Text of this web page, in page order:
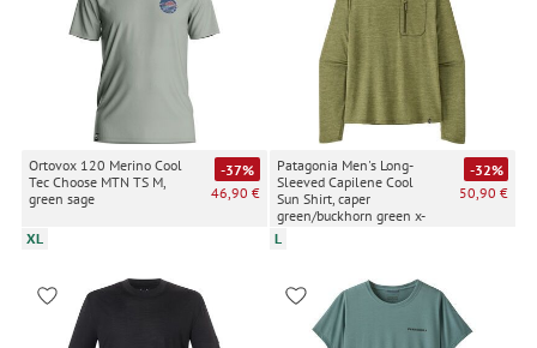
Ortovox 120 Merino Cool
Tec Choose MTN TS M,
green sage
-37%
46,90 €
XL
Patagonia Men's Long-
Sleeved Capilene Cool
Sun Shirt, caper
green/buckhorn green x-
dye
-32%
50,90 €
L